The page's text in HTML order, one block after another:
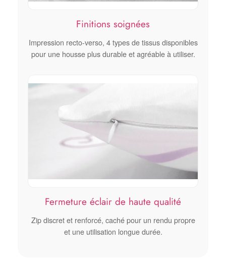
Finitions soignées
Impression recto-verso, 4 types de tissus disponibles
pour une housse plus durable et agréable à utiliser.
Fermeture éclair de haute qualité
Zip discret et renforcé, caché pour un rendu propre
et une utilisation longue durée.